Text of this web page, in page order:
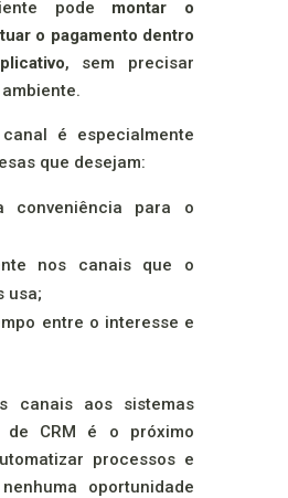
pode montar o
o pagamento dentro
, sem precisar
é especialmente
que desejam:
conveniência para o
nos canais que o
usa;
entre o interesse e
canais aos sistemas
de CRM é o próximo
processos e
oportunidade